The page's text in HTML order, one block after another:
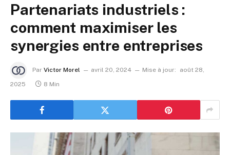
Partenariats industriels :
comment maximiser les
synergies entre entreprises
Par Victor Morel avril 20, 2024 Mise à jour:
août 28,
2025
8 Min